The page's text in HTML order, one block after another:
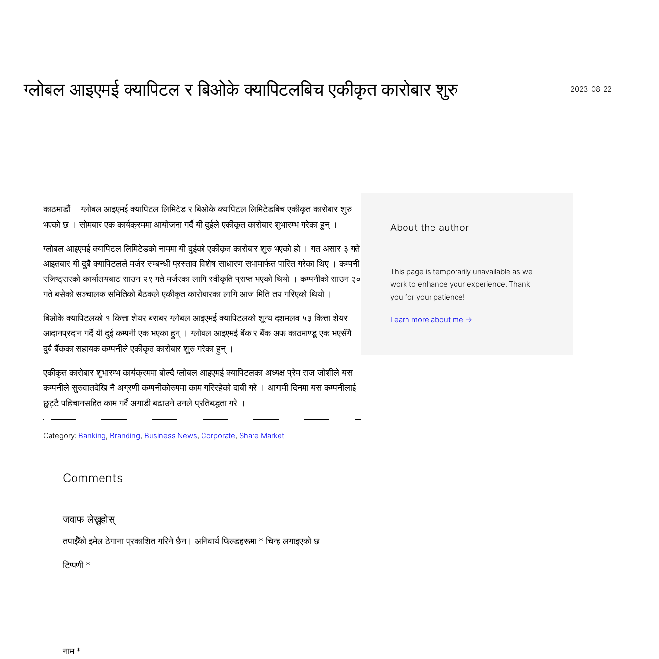
ग्लोबल आइएमई क्यापिटल र बिओके क्यापिटलबिच एकीकृत कारोबार शुरु 2023-08-22
काठमाडौं । ग्लोबल आइएमई क्यापिटल लिमिटेड र बिओके क्यापिटल लिमिटेडबिच एकीकृत कारोबार शुरु
भएको छ । सोमबार एक कार्यक्रममा आयोजना गर्दै यी दुईले एकीकृत कारोबार शुभारम्भ गरेका हुन् ।
ग्लोबल आइएमई क्यापिटल लिमिटेडको नाममा यी दुईको एकीकृत कारोबार शुरु भएको हो । गत असार ३ गते
आइतबार यी दुबै क्यापिटलले मर्जर सम्बन्धी प्रस्ताव विशेष साधारण सभामार्फत पारित गरेका थिए । कम्पनी
रजिष्ट्रारको कार्यालयबाट साउन २९ गते मर्जरका लागि स्वीकृति प्राप्त भएको थियो । कम्पनीको साउन ३०
गते बसेको सञ्चालक समितिको बैठकले एकीकृत कारोबारका लागि आज मिति तय गरिएको थियो ।
बिओके क्यापिटलको १ कित्ता शेयर बराबर ग्लोबल आइएमई क्यापिटलको शून्य दशमलव ५३ कित्ता शेयर
आदानप्रदान गर्दै यी दुई कम्पनी एक भएका हुन् । ग्लोबल आइएमई बैंक र बैंक अफ काठमाण्डू एक भएसँगै
दुबै बैंकका सहायक कम्पनीले एकीकृत कारोबार शुरु गरेका हुन् ।
एकीकृत कारोबार शुभारम्भ कार्यक्रममा बोल्दै ग्लोबल आइएमई क्यापिटलका अध्यक्ष प्रेम राज जोशीले यस
कम्पनीले सुरुवातदेखि नै अग्रणी कम्पनीकोरुपमा काम गरिरहेको दाबी गरे । आगामी दिनमा यस कम्पनीलाई
छुट्टै पहिचानसहित काम गर्दै अगाडी बढाउने उनले प्रतिबद्धता गरे ।
Category: Banking, Branding, Business News, Corporate, Share Market
Comments
जवाफ लेख्नुहोस्
तपाईँको इमेल ठेगाना प्रकाशित गरिने छैन। अनिवार्य फिल्डहरूमा * चिन्ह लगाइएको छ
टिप्पणी *
नाम *
About the author
This page is temporarily unavailable as we
work to enhance your experience. Thank
you for your patience!
Learn more about me →